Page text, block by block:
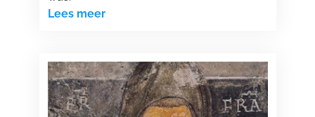
Lees meer